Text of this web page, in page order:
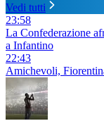
Vedi tutti
23:58
La Confederazione
a Infantino
22:43
Amichevoli,